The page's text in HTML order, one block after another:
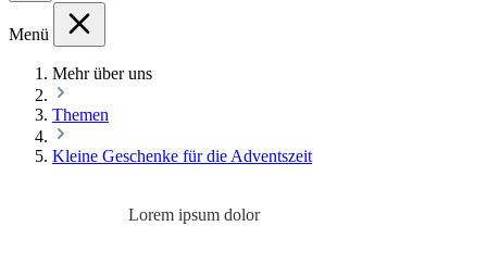
Menü
Mehr über uns
Themen
Kleine Geschenke für die Adventszeit
Lorem ipsum dolor